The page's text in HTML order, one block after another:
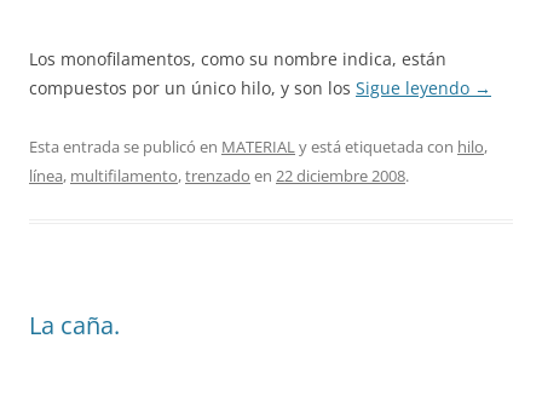
Los monofilamentos, como su nombre indica, están
compuestos por un único hilo, y son los Sigue leyendo →
Esta entrada se publicó en MATERIALy está etiquetada con hilo,
línea, multifilamento,trenzado en 22 diciembre 2008.
La caña.